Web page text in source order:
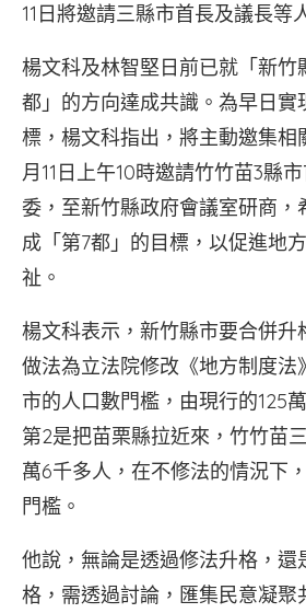
11日將邀請三縣市首長及議長等
楊文科及林智堅日前已就「新竹
都」的方向達成共識。為早日實
標，楊文科指出，將主動邀集相
月11日上午10時邀請竹竹苗3縣
委，至新竹縣政府會議室研商，
成「第7都」的目標，以促進地
祉。
楊文科表示，新竹縣市要合併升
做法為立法院修改《地方制度法
市的人口數門檻，由現行的125
第2是把苗栗縣拉近來，竹竹苗
萬6千多人，在不修法的情況下
門檻。
他說，無論是透過修法升格，還
格，需透過討論，匯集民意凝聚